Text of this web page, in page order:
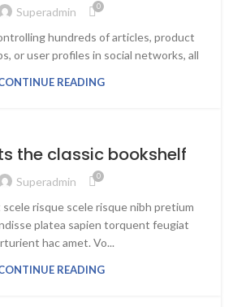
Superadmin 0
hundreds of articles, product
or user profiles in social networks, all
READING
the classic bookshelf
Superadmin 0
risque scele risque nibh pretium
platea sapien torquent feugiat
hac amet. Vo...
READING